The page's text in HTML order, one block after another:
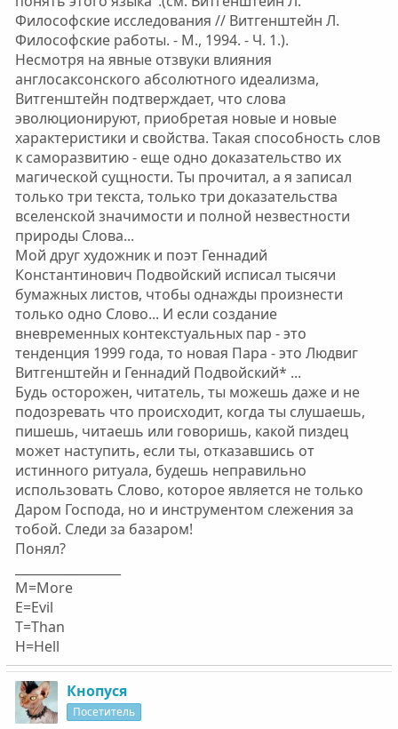
Философские исследования // Витгенштейн Л.
Философские работы. - М., 1994. - Ч. 1.).
Несмотря на явные отзвуки влияния
англосаксонского абсолютного идеализма,
Витгенштейн подтверждает, что слова
эволюционируют, приобретая новые и новые
характеристики и свойства. Такая способность слов
к саморазвитию - еще одно доказательство их
магической сущности. Ты прочитал, а я записал
только три текста, только три доказательства
вселенской значимости и полной незвестности
природы Слова...
Мой друг художник и поэт Геннадий
Константинович Подвойский исписал тысячи
бумажных листов, чтобы однажды произнести
только одно Слово... И если создание
вневременных контекстуальных пар - это
тенденция 1999 года, то новая Пара - это Людвиг
Витгенштейн и Геннадий Подвойский* ...
Будь осторожен, читатель, ты можешь даже и не
подозревать что происходит, когда ты слушаешь,
пишешь, читаешь или говоришь, какой пиздец
может наступить, если ты, отказавшись от
истинного ритуала, будешь неправильно
использовать Слово, которое является не только
Даром Господа, но и инструментом слежения за
тобой. Следи за базаром!
Понял?
M=More
E=Evil
T=Than
H=Hell
Кнопуся
Посетитель